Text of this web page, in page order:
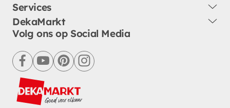
Services
DekaMarkt
Volg ons op Social Media
facebookyoutubepinterestinstagram